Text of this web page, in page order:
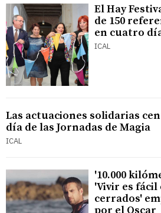
El Hay
de 150
en cuatro
ICAL
Las actuaciones solidarias
día de las Jornadas de Magia
ICAL
'10.000
'Vivir es fácil
cerrados'
por el Oscar